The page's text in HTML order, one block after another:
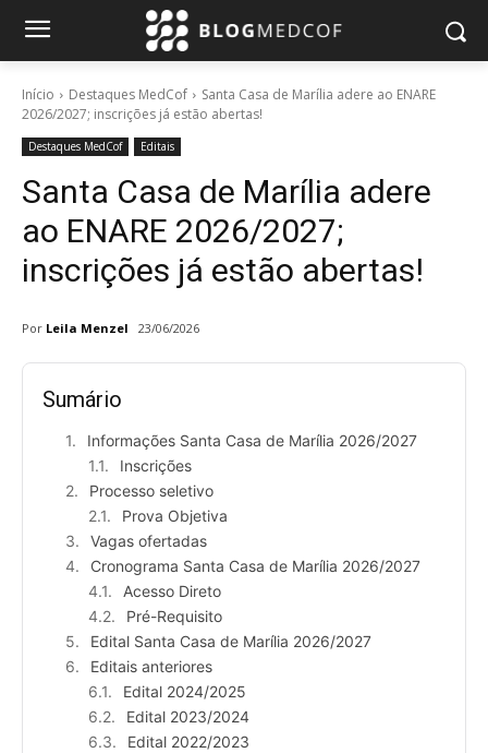
Início Destaques MedCof
Santa Casa de Marília adere ao ENARE
2026/2027; inscrições já estão abertas!
Destaques MedCof Editais
Santa Casa de Marília adere
ao ENARE 2026/2027;
inscrições já estão abertas!
Por Leila Menzel 23/06/2026
Sumário
Informações Santa Casa de Marília 2026/2027
Inscrições
Processo seletivo
Prova Objetiva
Vagas ofertadas
Cronograma Santa Casa de Marília 2026/2027
Acesso Direto
Pré-Requisito
Edital Santa Casa de Marília 2026/2027
Editais anteriores
Edital 2024/2025
Edital 2023/2024
Edital 2022/2023